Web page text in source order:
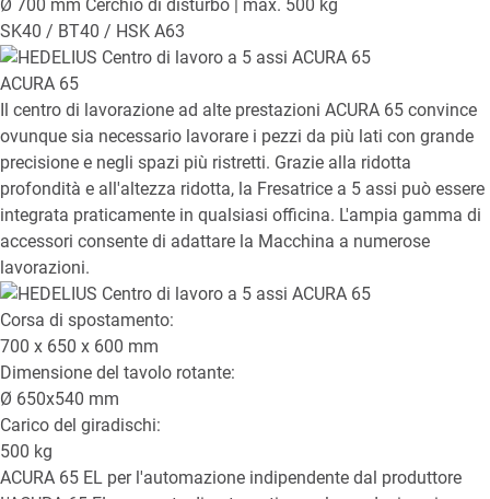
Ø 700 mm Cerchio di disturbo | max. 500 kg
SK40 / BT40 / HSK A63
ACURA 65
Il centro di lavorazione ad alte prestazioni ACURA 65 convince
ovunque sia necessario lavorare i pezzi da più lati con grande
precisione e negli spazi più ristretti. Grazie alla ridotta
profondità e all'altezza ridotta, la Fresatrice a 5 assi può essere
integrata praticamente in qualsiasi officina. L'ampia gamma di
accessori consente di adattare la Macchina a numerose
lavorazioni.
Corsa di spostamento:
700 x 650 x 600 mm
Dimensione del tavolo rotante:
Ø 650x540 mm
Carico del giradischi:
500 kg
ACURA 65 EL per l'automazione indipendente dal produttore